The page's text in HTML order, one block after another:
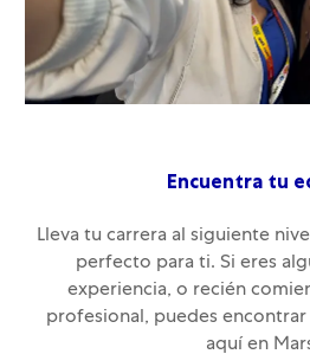
Encuentra tu
Lleva tu carrera al siguiente
perfecto para ti. Si eres
experiencia, o recién
profesional, puedes
aquí en